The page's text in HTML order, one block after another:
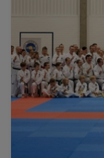
tutuissa ja
yleisön painetta. Kilpailusarjat muodostetaan paikan
päällä sen
Etukäteen ei
liikesarjat,
Koko leiripäivän